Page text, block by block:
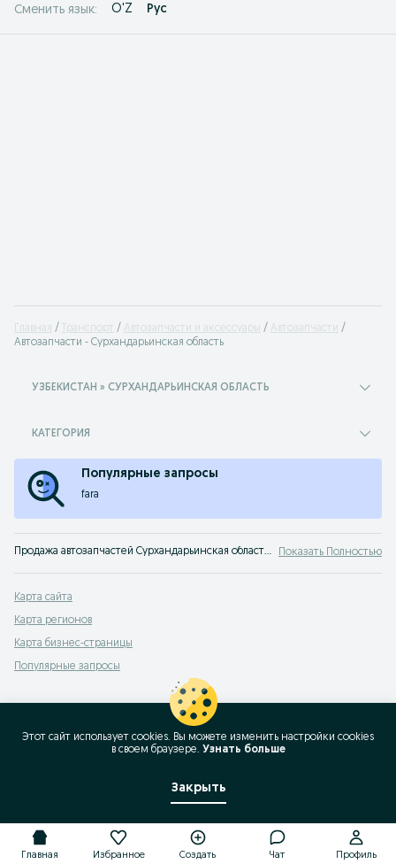
Сменить язык: O'Z Рус
Главная Транспорт Автозапчасти и аксессуары
Автозапчасти
Автозапчасти - Сурхандарьинская область
УЗБЕКИСТАН » СУРХАНДАРЬИНСКАЯ ОБЛАСТЬ
КАТЕГОРИЯ
Популярные запросы
fara
Продажа автозапчастей Сурхандарьинская область: тут можно выгодно продать или купить запчасти для авто. Объявления на сервисе OLX.uz Сурхандарьинская область - быстрая покупка запчастей на машину! Показать Полностью
Карта сайта
Карта регионов
Карта бизнес-страницы
Популярные запросы
Главная Избранное Создать Чат Профиль
Этот сайт использует cookies. Вы можете изменить настройки cookies
в своeм браузере. Узнать больше
Закрыть